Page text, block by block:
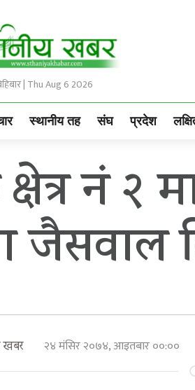
| Thu Aug 6 2026
स्थानीय तह संघ प्रदेश
नं २
जैसवाल
खबर २४ मंसिर २०७४, आइतबार ००:००